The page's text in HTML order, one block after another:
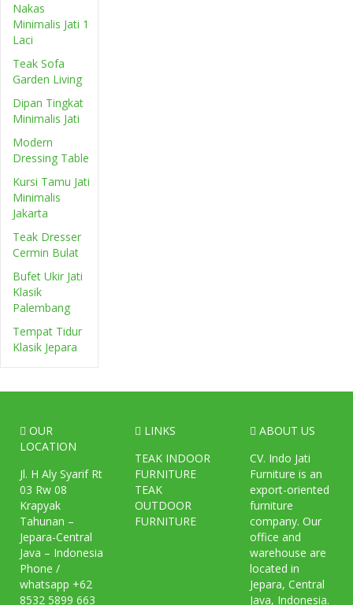
Nakas
Minimalis Jati 1
Laci
Teak Sofa
Garden Living
Dipan Tingkat
Minimalis Jati
Modern
Dressing Table
Kursi Tamu Jati
Minimalis
Jakarta
Teak Dresser
Cermin Bulat
Bufet Ukir Jati
Klasik
Palembang
Tempat Tidur
Klasik Jepara
OUR
LOCATION
Jl. H Aly Syarif Rt
03 Rw 08
Krapyak
Tahunan –
Jepara-Central
Java – Indonesia
Phone /
whatsapp +62
8532 5899 663
LINKS
TEAK INDOOR
FURNITURE
TEAK
OUTDOOR
FURNITURE
ABOUT US
CV. Indo Jati
Furniture is an
export-oriented
furniture
company. Our
office and
warehouse are
located in
Jepara, Central
Java, Indonesia.